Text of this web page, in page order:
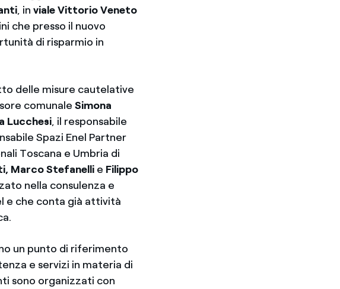
, inviale Vittorio Veneto
che presso il nuovo
di risparmio in
delle misure cautelative
comunaleSimona
Lucchesi, il responsabile
Spazi Enel Partner
Toscana e Umbria di
Marco Stefanelli e Filippo
nella consulenza e
e che conta già attività
un punto di riferimento
e servizi in materia di
sono organizzati con